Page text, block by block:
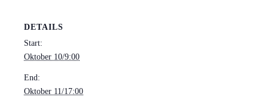
DETAILS
Start:
Oktober 10/9:00
End:
Oktober 11/17:00